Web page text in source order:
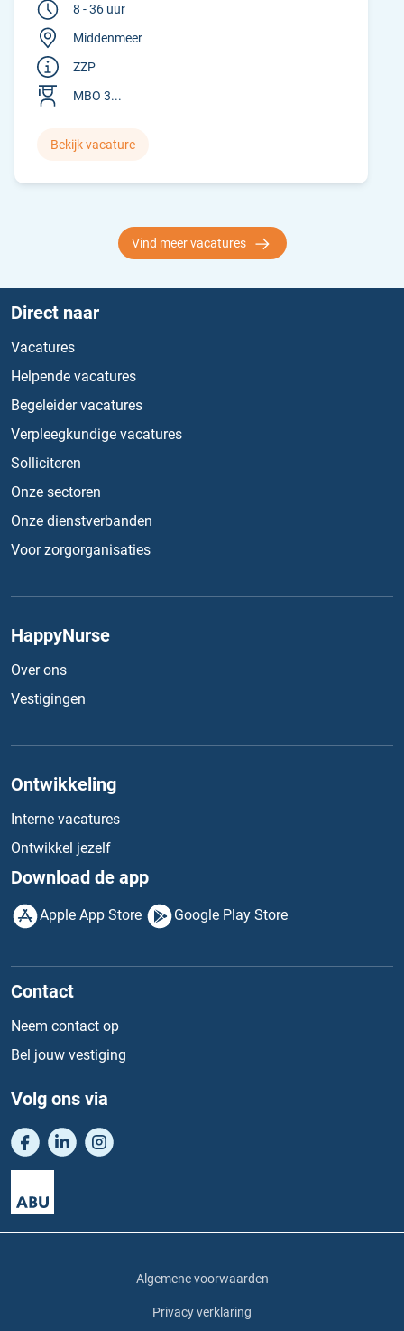
8 - 36 uur
Middenmeer
ZZP
MBO 3...
Bekijk vacature
Vind meer vacatures
Direct naar
Vacatures
Helpende vacatures
Begeleider vacatures
Verpleegkundige vacatures
Solliciteren
Onze sectoren
Onze dienstverbanden
Voor zorgorganisaties
HappyNurse
Over ons
Vestigingen
Ontwikkeling
Interne vacatures
Ontwikkel jezelf
Download de app
Apple App Store Google Play Store
Contact
Neem contact op
Bel jouw vestiging
Volg ons via
Algemene voorwaarden
Privacy verklaring